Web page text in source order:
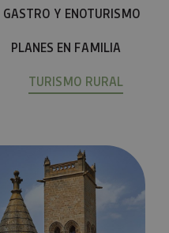
GASTRO Y ENOTURISMO
PLANES EN FAMILIA
TURISMO RURAL
en Navarra